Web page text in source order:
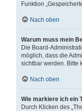
Funktion
Nach oben
Warum muss mein
Die Board-
möglich, dass die
sichtbar werden. Bitte
Nach oben
Wie markiere ich ein
Durch Klicken des